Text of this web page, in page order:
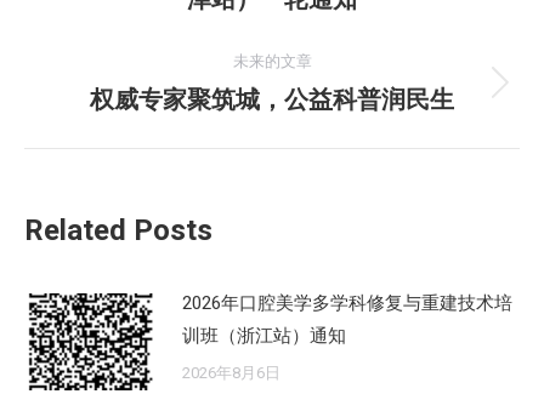
史
文
章：
未来的文章
未
权威专家聚筑城，公益科普润民生
Related Posts
2026年口腔美学多学科修复与重建技术培
训班（浙江站）通知
2026年8月6日